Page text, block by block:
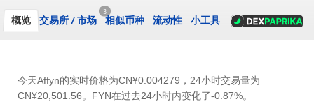
概览 交易所 /市场
3
相似币种 流动性 小工具
今天Affyn的实时价格为CN¥0.004279 ，24小时交易量为
CN¥20,501.56。FYN在过去24小时内变化了-0.87%。